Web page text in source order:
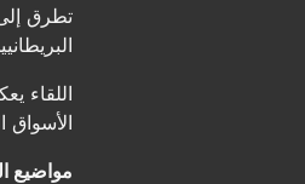
تطرق
اللقاء
الأسواق
مواضيع